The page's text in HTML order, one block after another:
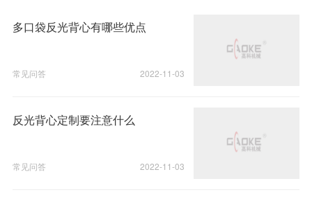
多口袋反光背心有哪些优点
2022-11-03
常见问答
反光背心定制要注意什么
2022-11-03
常见问答